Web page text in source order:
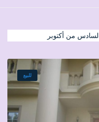
السادس من أكتوبر
للبيع